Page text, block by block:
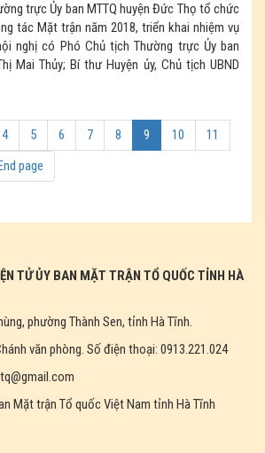
trực Ủy ban MTTQ huyện Đức Thọ tổ chức
tác Mặt trận năm 2018, triển khai nhiệm vụ
nghị có Phó Chủ tịch Thường trực Ủy ban
Mai Thủy; Bí thư Huyện ủy, Chủ tịch UBND
4 5 6 7 8 9 10
11
End page
TỬ ỦY BAN MẶT TRẬN TỔ QUỐC TỈNH HÀ
phường Thành Sen, tỉnh Hà Tĩnh.
văn phòng. Số điện thoại: 0913.221.024
Mặt trận Tổ quốc Việt Nam tỉnh Hà Tĩnh